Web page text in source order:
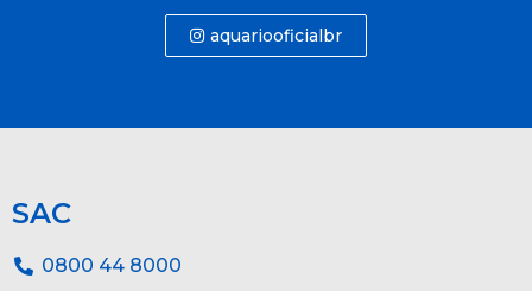
aquariooficialbr
SAC
0800 44 8000